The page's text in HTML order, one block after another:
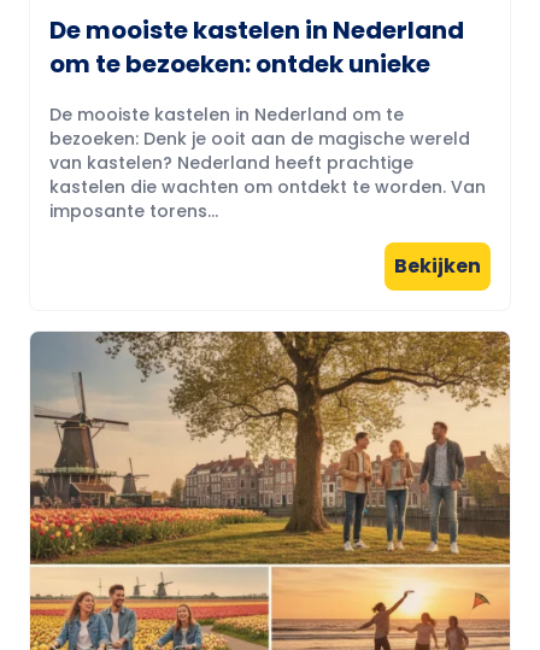
De mooiste kastelen in Nederland
om te bezoeken: ontdek unieke
De mooiste kastelen in Nederland om te
bezoeken: Denk je ooit aan de magische wereld
van kastelen? Nederland heeft prachtige
kastelen die wachten om ontdekt te worden. Van
imposante torens...
Bekijken